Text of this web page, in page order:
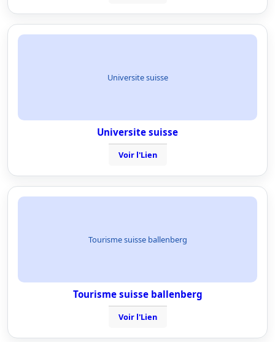
Universite suisse
Universite suisse
Voir l'Lien
Tourisme suisse ballenberg
Tourisme suisse ballenberg
Voir l'Lien